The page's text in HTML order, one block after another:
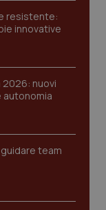
resistente:
innovative
nuovi
autonomia
team